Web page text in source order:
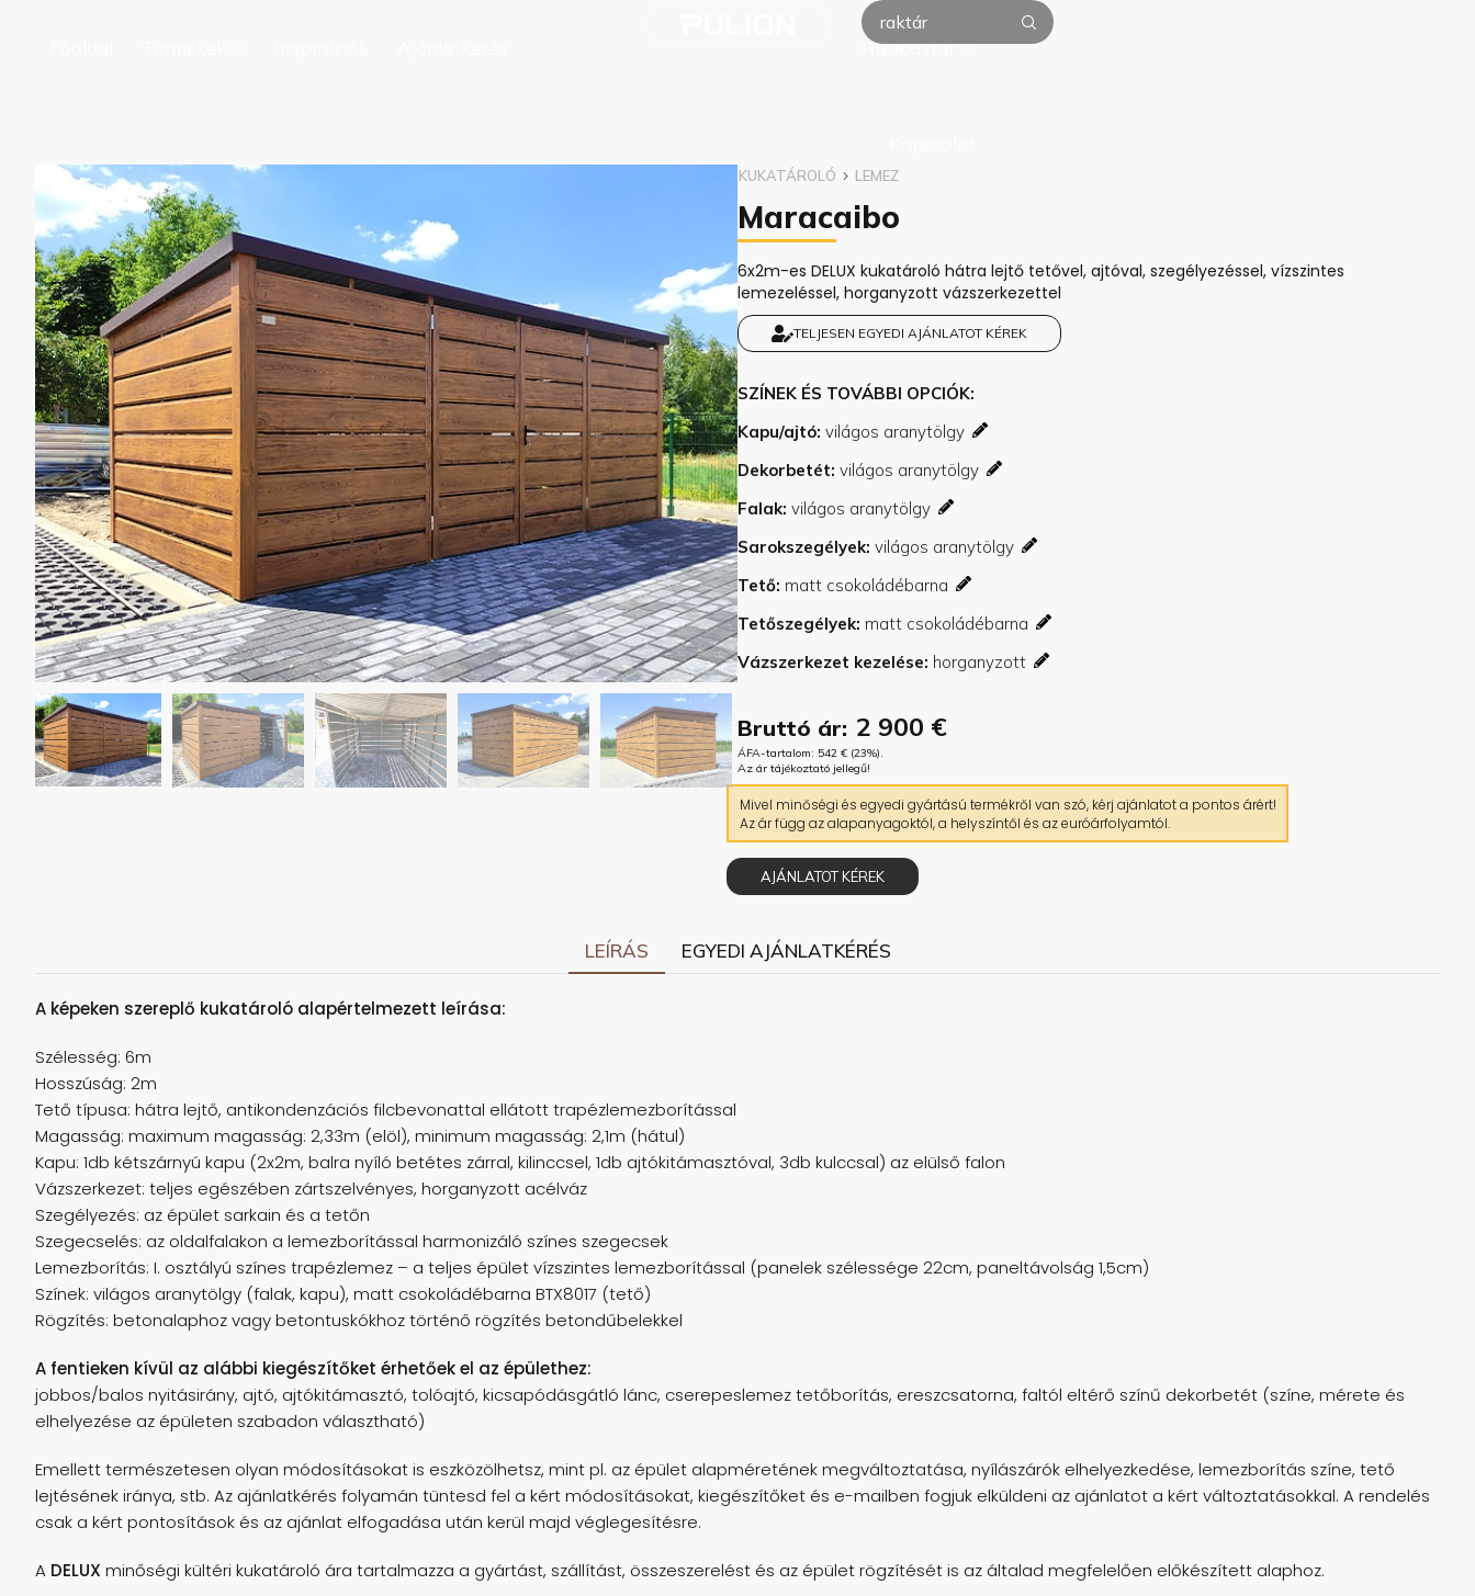
Tudástár
HU
raktár
KUKATÁROLÓ LEMEZ
Maracaibo
6x2m-es DELUX kukatároló hátra lejtő tetővel, ajtóval, szegélyezéssel, vízszintes
lemezeléssel, horganyzott vázszerkezettel
TELJESEN EGYEDI AJÁNLATOT KÉREK
SZÍNEK ÉS TOVÁBBI OPCIÓK
Kapu/ajtó
Dekorbetét
Falak
Sarokszegélyek
Tető
Tetőszegélyek
Vázszerkezet kezelése
Bruttó ár: 2 900 €
ÁFA-tartalom: 542 € (23%).
Az ár tájékoztató jellegű!
Mivel minőségi és egyedi gyártású termékről van szó, kérj ajánlatot a pontos árért!
Az ár függ az alapanyagoktól, a helyszíntől és az euróárfolyamtól.
AJÁNLATOT KÉREK
LEÍRÁS EGYEDI AJÁNLATKÉRÉS
A képeken szereplő kukatároló alapértelmezett leírása:
Szélesség: 6m
Hosszúság: 2m
Tető típusa: hátra lejtő, antikondenzációs filcbevonattal ellátott trapézlemezborítással
Magasság: maximum magasság: 2,33m (elöl), minimum magasság: 2,1m (hátul)
Kapu: 1db kétszárnyú kapu (2x2m, balra nyíló betétes zárral, kilinccsel, 1db ajtókitámasztóval, 3db kulccsal) az elülső falon
Vázszerkezet: teljes egészében zártszelvényes, horganyzott acélváz
Szegélyezés: az épület sarkain és a tetőn
Szegecselés: az oldalfalakon a lemezborítással harmonizáló színes szegecsek
Lemezborítás: I. osztályú színes trapézlemez – a teljes épület vízszintes lemezborítással (panelek szélessége 22cm, paneltávolság 1,5cm)
Színek: világos aranytölgy (falak, kapu), matt csokoládébarna BTX8017 (tető)
Rögzítés: betonalaphoz vagy betontuskókhoz történő rögzítés betondűbelekkel
A fentieken kívül az alábbi kiegészítőket érhetőek el az épülethez:
jobbos/balos nyitásirány, ajtó, ajtókitámasztó, tolóajtó, kicsapódásgátló lánc, cserepeslemez tetőborítás, ereszcsatorna, faltól eltérő színű dekorbetét (színe, mérete és
elhelyezése az épületen szabadon választható)
Emellett természetesen olyan módosításokat is eszközölhetsz, mint pl. az épület alapméretének megváltoztatása, nyílászárók elhelyezkedése, lemezborítás színe, tető
lejtésének iránya, stb. Az ajánlatkérés folyamán tüntesd fel a kért módosításokat, kiegészítőket és e-mailben fogjuk elküldeni az ajánlatot a kért változtatásokkal. A rendelés
csak a kért pontosítások és az ajánlat elfogadása után kerül majd véglegesítésre.
A DELUX minőségi kültéri kukatároló ára tartalmazza a gyártást, szállítást, összeszerelést és az épület rögzítését is az általad megfelelően előkészített alaphoz.